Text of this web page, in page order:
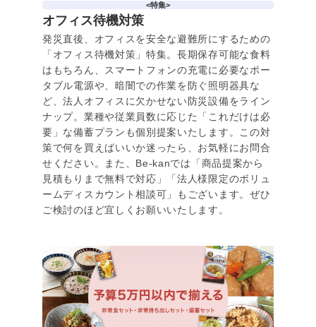
<特集>
オフィス待機対策
発災直後、オフィスを安全な避難所にするための
「オフィス待機対策」特集。長期保存可能な食料
はもちろん、スマートフォンの充電に必要なポー
タブル電源や、暗闇での作業を防ぐ照明器具な
ど、法人オフィスに欠かせない防災設備をライン
ナップ。業種や従業員数に応じた「これだけは必
要」な備蓄プランも個別提案いたします。この対
策で何を買えばいいか迷ったら、お気軽にお問合
せください。また、Be-kanでは「商品提案から
見積もりまで無料で対応」「法人様限定のボリュ
ームディスカウント相談可」もございます。ぜひ
ご検討のほど宜しくお願いいたします。